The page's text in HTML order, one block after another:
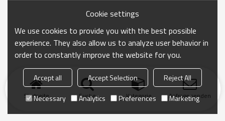
Startseite Suche Kategorie Anfrage senden
Cookie settings
We use cookies to provide you with the best possible
experience. They also allow us to analyze user behavior in
order to constantly improve the website for you.
Accept all Accept Selection
Reject All
Necessary
Analytics Preferences Marketing